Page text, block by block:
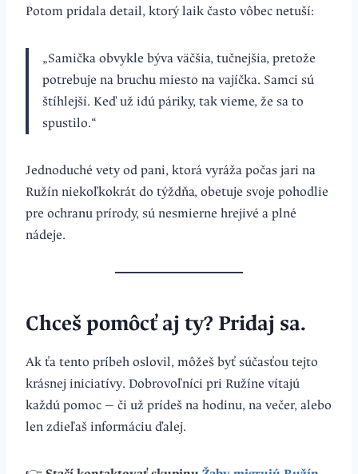
Potom pridala detail, ktorý laik často vôbec netuší:
„Samička obvykle býva väčšia, tučnejšia, pretože
potrebuje na bruchu miesto na vajíčka. Samci sú
štíhlejší. Keď už idú páriky, tak vieme, že sa to
spustilo.“
Jednoduché vety od pani, ktorá vyráža počas jari na
Ružín niekoľkokrát do týždňa, obetuje svoje pohodlie
pre ochranu prírody, sú nesmierne hrejivé a plné
nádeje.
Chceš pomôcť aj ty? Pridaj sa.
Ak ťa tento príbeh oslovil, môžeš byť súčasťou tejto
krásnej iniciatívy. Dobrovoľníci pri Ružíne vítajú
každú pomoc — či už prídeš na hodinu, na večer, alebo
len zdieľaš informáciu ďalej.